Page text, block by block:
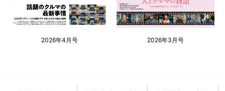
2026年4月号 2026年3月号